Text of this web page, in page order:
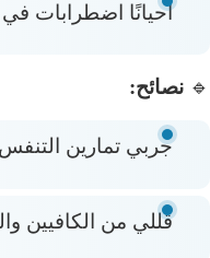
أحيانًا اضطرابات
🔹 نصائح:
جربي تمارين
قللي من الكافيين